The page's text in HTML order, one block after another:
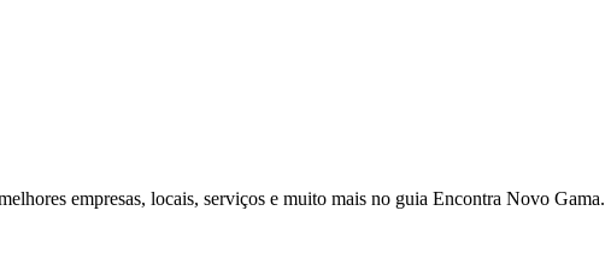
empresas, locais, serviços e muito mais no guia Encontra Novo Gama.